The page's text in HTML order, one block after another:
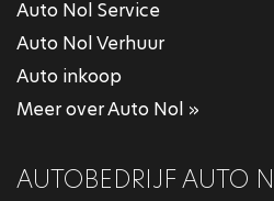
Auto Nol Service
Auto Nol Verhuur
Auto inkoop
Meer over Auto Nol »
AUTOBEDRIJF AUTO